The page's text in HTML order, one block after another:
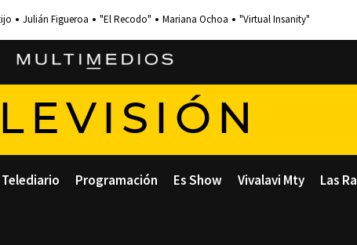
Julián Figueroa "El Recodo" Mariana Ochoa "Virtual Insanity"
Telediario Programación Es Show Vivalavi Mty Las